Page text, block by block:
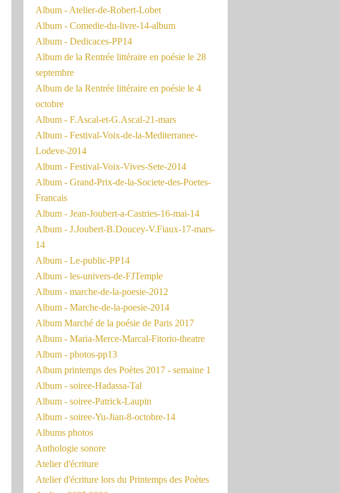
Album - Atelier-de-Robert-Lobet
Album - Comedie-du-livre-14-album
Album - Dedicaces-PP14
Album de la Rentrée littéraire en poésie le 28
septembre
Album de la Rentrée littéraire en poésie le 4
octobre
Album - F.Ascal-et-G.Ascal-21-mars
Album - Festival-Voix-de-la-Mediterranee-
Lodeve-2014
Album - Festival-Voix-Vives-Sete-2014
Album - Grand-Prix-de-la-Societe-des-Poetes-
Francais
Album - Jean-Joubert-a-Castries-16-mai-14
Album - J.Joubert-B.Doucey-V.Fiaux-17-mars-
14
Album - Le-public-PP14
Album - les-univers-de-FJTemple
Album - marche-de-la-poesie-2012
Album - Marche-de-la-poesie-2014
Album Marché de la poésie de Paris 2017
Album - Maria-Merce-Marcal-Fitorio-theatre
Album - photos-pp13
Album printemps des Poètes 2017 - semaine 1
Album - soiree-Hadassa-Tal
Album - soiree-Patrick-Laupin
Album - soiree-Yu-Jian-8-octobre-14
Albums photos
Anthologie sonore
Atelier d'écriture
Atelier d'écriture lors du Printemps des Poètes